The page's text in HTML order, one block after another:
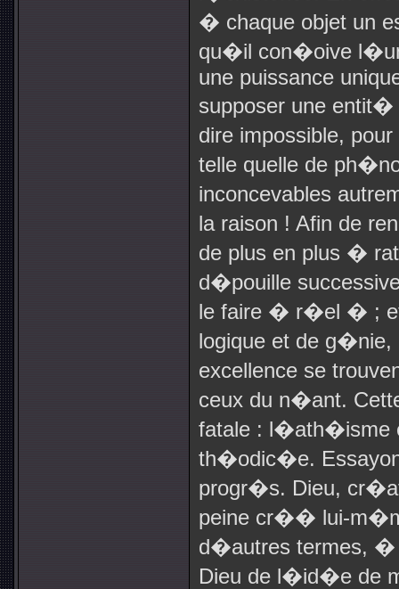
� chaque objet un
qu�il con�oive
une puissance
supposer une
dire impossible,
telle quelle de
inconcevables
la raison ! Afin de
de plus en plus �
d�pouille
le faire � r�el � ;
logique et de
excellence se
ceux du n�ant.
fatale : l�ath�isme
th�odic�e.
progr�s. Dieu,
peine cr�� lui-
d�autres termes,
Dieu de l�id�e de